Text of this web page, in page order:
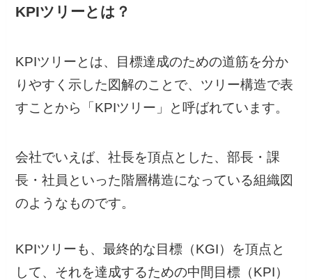
KPIツリーとは？
KPIツリーとは、目標達成のための道筋を分か
りやすく示した図解のことで、ツリー構造で表
すことから「KPIツリー」と呼ばれています。
会社でいえば、社長を頂点とした、部長・課
長・社員といった階層構造になっている組織図
のようなものです。
KPIツリーも、最終的な目標（KGI）を頂点と
して、それを達成するための中間目標（KPI）